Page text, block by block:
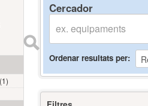
Cercador
Ordenar resultats per